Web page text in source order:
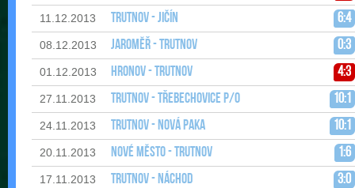
11.12.2013 Trutnov - Jičín 6:4
08.12.2013 Jaroměř - Trutnov 0:3
01.12.2013 Hronov - Trutnov 4:3
27.11.2013 Trutnov - Třebechovice p/O 10:1
24.11.2013 Trutnov - Nová Paka 10:1
20.11.2013 Nové Město - Trutnov 1:6
17.11.2013 Trutnov - Náchod 3:0